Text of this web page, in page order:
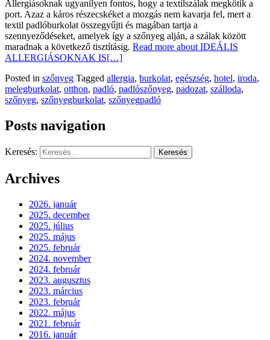
Allergiásoknak ugyanilyen fontos, hogy a textilszálak megkötik a
port. Azaz a káros részecskéket a mozgás nem kavarja fel, mert a
textil padlóburkolat összegyűjti és magában tartja a
szennyeződéseket, amelyek így a szőnyeg alján, a szálak között
maradnak a következő tisztításig. Read more about IDEÁLIS
ALLERGIÁSOKNAK IS[…]
Posted in szőnyeg Tagged allergia, burkolat, egészség, hotel, iroda,
melegburkolat, otthon, padló, padlószőnyeg, padozat, szálloda,
szőnyeg, szőnyegburkolat, szőnyegpadló
Posts navigation
Keresés:
Archives
2026. január
2025. december
2025. július
2025. május
2025. február
2024. november
2024. február
2023. augusztus
2023. március
2023. február
2022. május
2021. február
2016. január